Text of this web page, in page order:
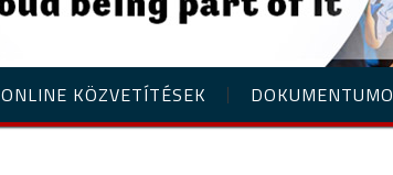
ONLINE KÖZVETÍTÉSEK